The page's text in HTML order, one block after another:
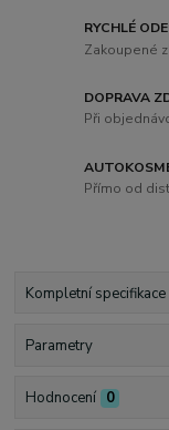
RYCHLÉ
Zakoupené
DOPRAVA
Při
Přímo od
Kompletní specifikace
Parametry
Hodnocení 0